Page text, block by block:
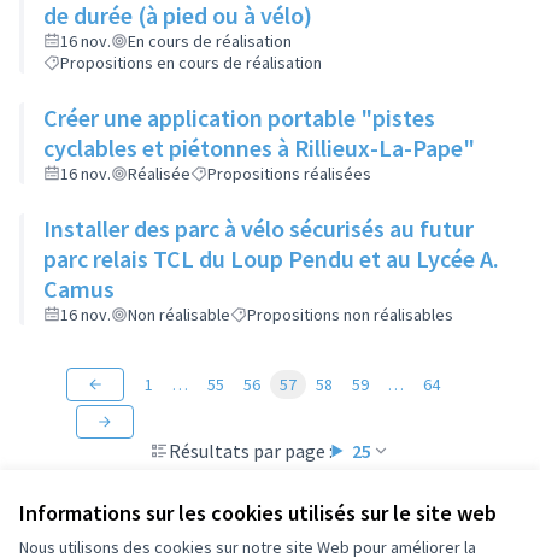
Informations sur les cookies utilisés sur le site web
Nous utilisons des cookies sur notre site Web pour améliorer la
de durée (à pied ou à vélo)
16 nov.
En cours de réalisation
Propositions en cours de réalisation
Créer une application portable "pistes
cyclables et piétonnes à Rillieux-La-Pape"
16 nov. Réalisée Propositions réalisées
Installer des parc à vélo sécurisés au futur
parc relais TCL du Loup Pendu et au Lycée A.
Camus
16 nov. Non réalisable Propositions non réalisables
Résultats par page : 25
1 … 55 56 57 58 59 … 64